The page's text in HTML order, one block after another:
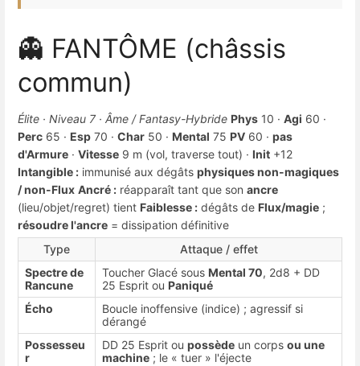
👻 FANTÔME (châssis
commun)
Élite · Niveau 7 · Âme / Fantasy-Hybride Phys 10 · Agi 60 ·
Perc 65 · Esp 70 · Char 50 · Mental 75 PV 60 · pas
d'Armure · Vitesse 9 m (vol, traverse tout) · Init +12
Intangible : immunisé aux dégâts physiques non-magiques
/ non-Flux Ancré : réapparaît tant que son ancre
(lieu/objet/regret) tient Faiblesse : dégâts de Flux/magie ;
résoudre l'ancre = dissipation définitive
Type
Attaque / effet
Spectre de
Rancune
Toucher Glacé sous Mental 70, 2d8 + DD
25 Esprit ou Paniqué
Écho
Boucle inoffensive (indice) ; agressif si
dérangé
Possesseu
r
DD 25 Esprit ou possède un corps ou une
machine ; le « tuer » l'éjecte